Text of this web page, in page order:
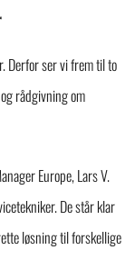
Derfor ser vi frem til to
rådgivning om
Europe, Lars V.
De står klar
løsning til forskellige